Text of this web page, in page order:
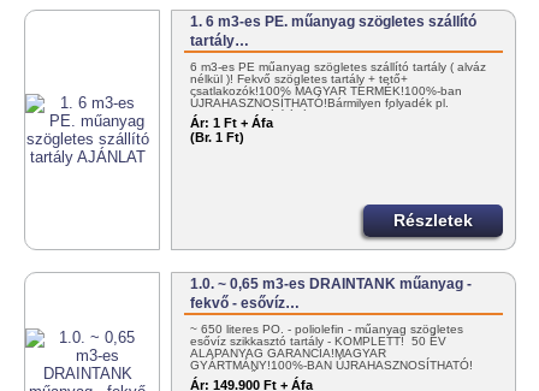
1. 6 m3-es PE. műanyag szögletes szállító
tartály…
6 m3-es PE műanyag szögletes szállító tartály ( alváz
nélkül )! Fekvő szögletes tartály + tető+
csatlakozók!100% MAGYAR TERMÉK!100%-ban
ÚJRAHASZNOSÍTHATÓ!Bármilyen folyadék pl.
NITROSOL szállítására! KEDVEZMÉNYES…
Ár: 1 Ft + Áfa
(Br. 1 Ft)
Részletek
1.0. ~ 0,65 m3-es DRAINTANK műanyag -
fekvő - esővíz…
~ 650 literes PO. - poliolefin - műanyag szögletes
esővíz szikkasztó tartály - KOMPLETT! 50 ÉV
ALAPANYAG GARANCIA!MAGYAR
GYÁRTMÁNY!100%-BAN ÚJRAHASZNOSÍTHATÓ!
EGYSZERŰEN…
Ár: 149.900 Ft + Áfa